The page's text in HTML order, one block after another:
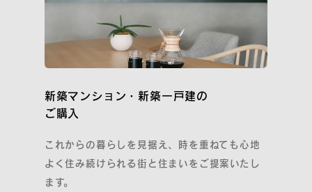
イニシアラウンジ三田
売却・買い替え・買取りのご相談
住まいのコラム
イニシアのサステナビリティ活動
ご紹介特典
再取引特典
すごしかたコンシェルジュ
新築マンション・新築一戸建の
ご購入
これからの暮らしを見据え、時を重ねても心地
よく住み続けられる街と住まいをご提案いたし
ます。